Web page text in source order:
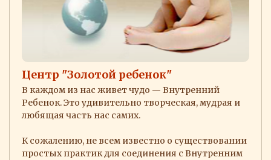
Центр "Золотой ребенок"
В каждом из нас живет чудо — Внутренний
Ребенок. Это удивительно творческая, мудрая и
любящая часть нас самих.
К сожалению, не всем известно о существовании
простых практик для соединения с Внутренним